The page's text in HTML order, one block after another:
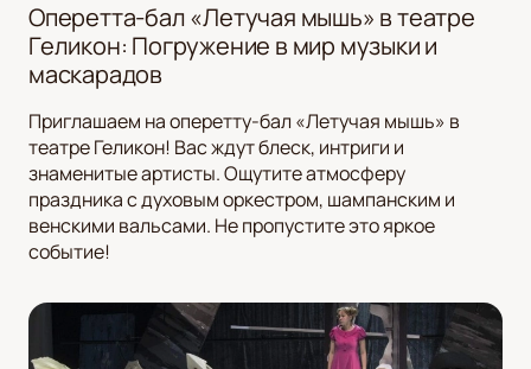
Оперетта-бал «Летучая мышь» в театре
Геликон: Погружение в мир музыки и
маскарадов
Приглашаем на оперетту-бал «Летучая мышь» в
театре Геликон! Вас ждут блеск, интриги и
знаменитые артисты. Ощутите атмосферу
праздника с духовым оркестром, шампанским и
венскими вальсами. Не пропустите это яркое
событие!